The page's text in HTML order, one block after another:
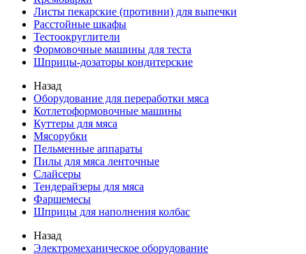
Листы пекарские (противни) для выпечки
Расстойные шкафы
Тестоокруглители
Формовочные машины для теста
Шприцы-дозаторы кондитерские
Назад
Оборудование для переработки мяса
Котлетоформовочные машины
Куттеры для мяса
Мясорубки
Пельменные аппараты
Пилы для мяса ленточные
Слайсеры
Тендерайзеры для мяса
Фаршемесы
Шприцы для наполнения колбас
Назад
Электромеханическое оборудование